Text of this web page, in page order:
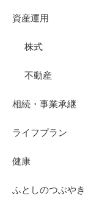
資産運用
株式
不動産
相続・事業承継
ライフプラン
健康
ふとしのつぶやき